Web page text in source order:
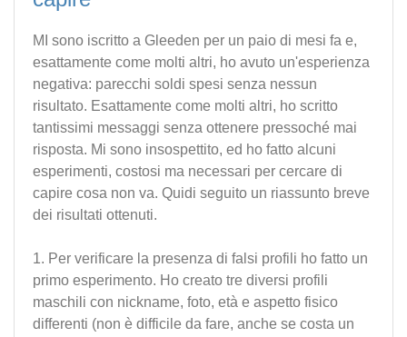
MI sono iscritto a Gleeden per un paio di mesi fa e,
esattamente come molti altri, ho avuto un'esperienza
negativa: parecchi soldi spesi senza nessun
risultato. Esattamente come molti altri, ho scritto
tantissimi messaggi senza ottenere pressoché mai
risposta. Mi sono insospettito, ed ho fatto alcuni
esperimenti, costosi ma necessari per cercare di
capire cosa non va. Quidi seguito un riassunto breve
dei risultati ottenuti.
1. Per verificare la presenza di falsi profili ho fatto un
primo esperimento. Ho creato tre diversi profili
maschili con nickname, foto, età e aspetto fisico
differenti (non è difficile da fare, anche se costa un